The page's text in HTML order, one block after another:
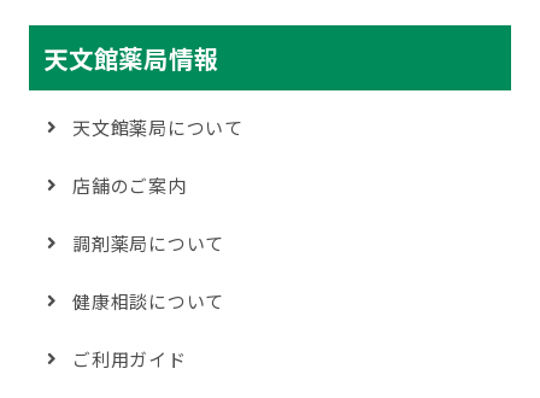
天文館薬局情報
天文館薬局について
店舗のご案内
調剤薬局について
健康相談について
ご利用ガイド